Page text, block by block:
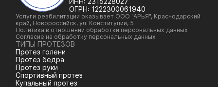
ОГРН: 1222300061940
Услуги реабилитации оказывает ООО "АРЬЯ", Краснодарский
край, Новороссийск, ул. Конституции, 5
Политика в отношении обработки персональных данных
Согласие на обработку персональных данных
ТИПЫ ПРОТЕЗОВ
Протез голени
Протез бедра
Протез руки
Спортивный протез
Купальный протез